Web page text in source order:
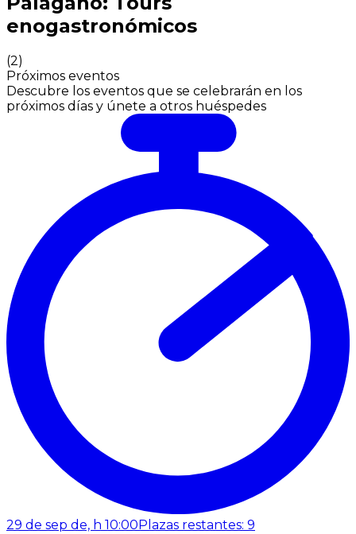
enogastronómicos
(2)
Próximos eventos
Descubre los eventos que se celebrarán en los
próximos días y únete a otros huéspedes
29 de sep de, h 10:00 Plazas restantes: 9